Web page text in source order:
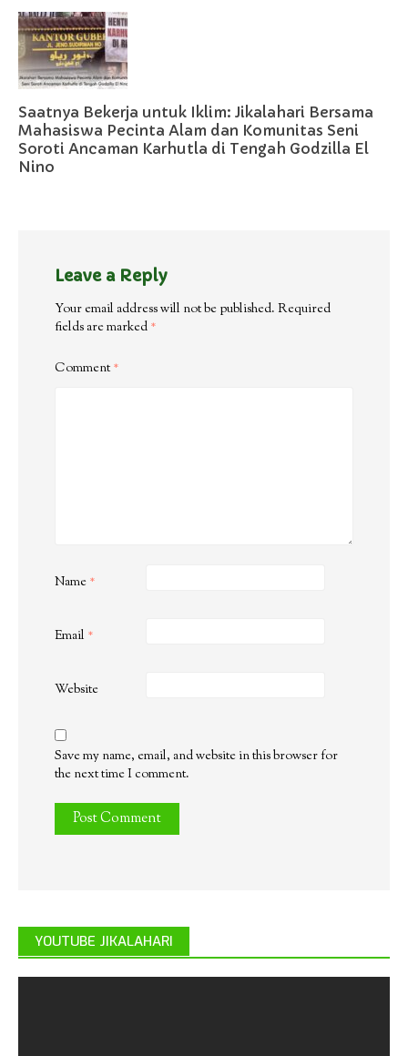
Saatnya Bekerja untuk Iklim: Jikalahari Bersama
Mahasiswa Pecinta Alam dan Komunitas Seni
Soroti Ancaman Karhutla di Tengah Godzilla El
Nino
Leave a Reply
Your email address will not be published. Required
fields are marked *
Comment*
Name *
Email *
Website
Save my name, email, and website in this browser for
the next time I comment.
YOUTUBE JIKALAHARI